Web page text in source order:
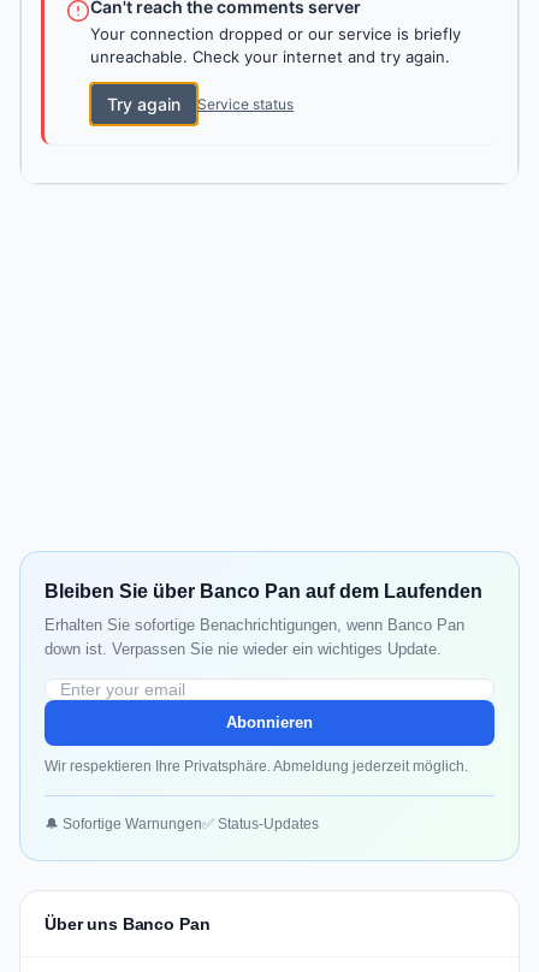
Can't reach the comments server
Your connection dropped or our service is briefly
unreachable. Check your internet and try again.
Try again Service status
Bleiben Sie über Banco Pan auf dem Laufenden
Erhalten Sie sofortige Benachrichtigungen, wenn Banco Pan
down ist. Verpassen Sie nie wieder ein wichtiges Update.
Abonnieren
Wir respektieren Ihre Privatsphäre. Abmeldung jederzeit möglich.
🔔 Sofortige Warnungen✅ Status-Updates
Über uns Banco Pan